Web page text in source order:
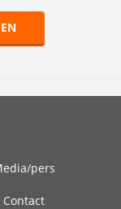
pers
Contact